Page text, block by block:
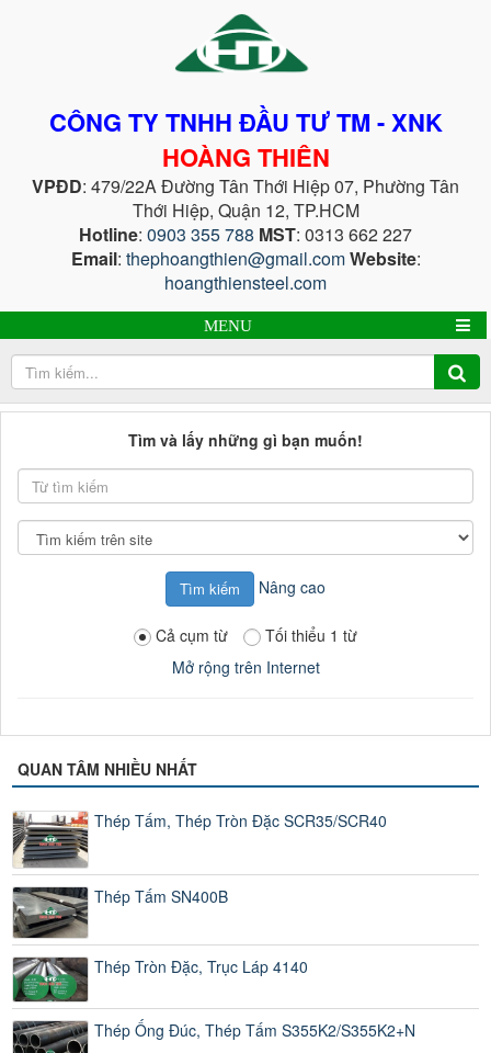
CÔNG TY TNHH ĐẦU TƯ TM - XNK
HOÀNG THIÊN
VPĐD: 479/22A Đường Tân Thới Hiệp 07, Phường Tân
Thới Hiệp, Quận 12, TP.HCM
Hotline: 0903 355 788 MST: 0313 662 227
Email: thephoangthien@gmail.comWebsite:
hoangthiensteel.com
MENU
Tìm và lấy những gì bạn muốn!
tìm
kiếm
kiếm
tại
Nâng cao
Cả cụm từ
Tối thiểu 1 từ
Mở rộng trên Internet
QUAN TÂM NHIỀU NHẤT
Thép Tấm, Thép Tròn Đặc SCR35/SCR40
Thép Tấm SN400B
Thép Tròn Đặc, Trục Láp 4140
Thép Ống Đúc, Thép Tấm S355K2/S355K2+N